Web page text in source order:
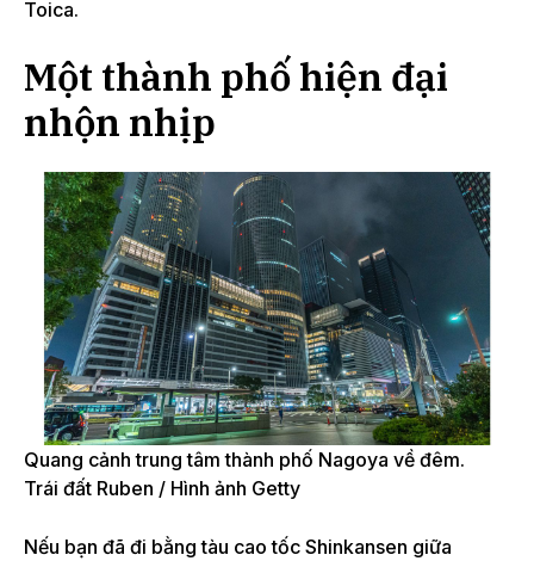
Toica.
Một thành phố hiện đại
nhộn nhịp
Quang cảnh trung tâm thành phố Nagoya về đêm.
Trái đất Ruben / Hình ảnh Getty
Nếu bạn đã đi bằng tàu cao tốc Shinkansen giữa